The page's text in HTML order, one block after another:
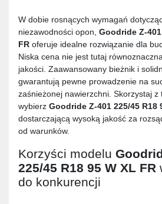
W dobie rosnących wymagań
niezawodności opon, Goodride Z-
FR oferuje idealne rozwiązanie dla
Niska cena nie jest tutaj
jakości. Zaawansowany bieżnik i
gwarantują pewne prowadzenie na
zaśnieżonej nawierzchni. Skorzystaj
wybierz Goodride Z-401 225/45 R18
dostarczającą wysoką jakość za
od warunków.
Korzyści modelu
225/45 R18 95 W XL FR
do konkurencji